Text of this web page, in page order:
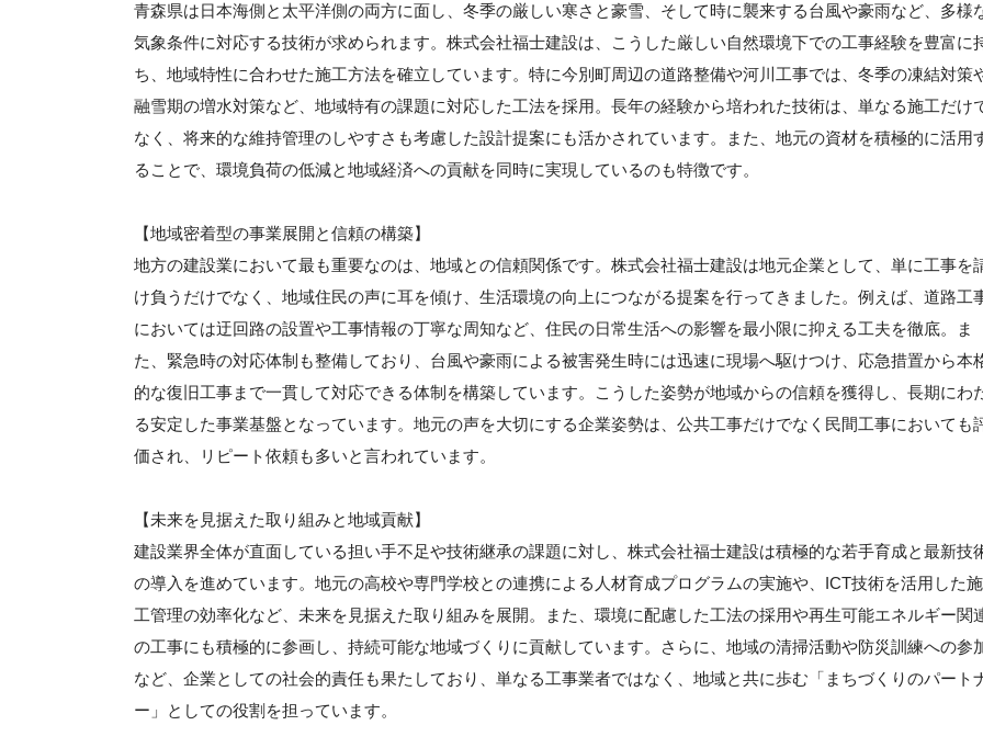
青森県は日本海側と太平洋側の両方に面し、冬季の厳しい寒さと豪雪、そして時に襲来する台風や豪雨など、多様
気象条件に対応する技術が求められます。株式会社福士建設は、こうした厳しい自然環境下での工事経験を豊富に
ち、地域特性に合わせた施工方法を確立しています。特に今別町周辺の道路整備や河川工事では、冬季の凍結対策
融雪期の増水対策など、地域特有の課題に対応した工法を採用。長年の経験から培われた技術は、単なる施工だけ
なく、将来的な維持管理のしやすさも考慮した設計提案にも活かされています。また、地元の資材を積極的に活用
ることで、環境負荷の低減と地域経済への貢献を同時に実現しているのも特徴です。
【地域密着型の事業展開と信頼の構築】
地方の建設業において最も重要なのは、地域との信頼関係です。株式会社福士建設は地元企業として、単に工事を
け負うだけでなく、地域住民の声に耳を傾け、生活環境の向上につながる提案を行ってきました。例えば、道路工
においては迂回路の設置や工事情報の丁寧な周知など、住民の日常生活への影響を最小限に抑える工夫を徹底。ま
た、緊急時の対応体制も整備しており、台風や豪雨による被害発生時には迅速に現場へ駆けつけ、応急措置から本
的な復旧工事まで一貫して対応できる体制を構築しています。こうした姿勢が地域からの信頼を獲得し、長期にわ
る安定した事業基盤となっています。地元の声を大切にする企業姿勢は、公共工事だけでなく民間工事においても
価され、リピート依頼も多いと言われています。
【未来を見据えた取り組みと地域貢献】
建設業界全体が直面している担い手不足や技術継承の課題に対し、株式会社福士建設は積極的な若手育成と最新技
の導入を進めています。地元の高校や専門学校との連携による人材育成プログラムの実施や、ICT技術を活用した施
工管理の効率化など、未来を見据えた取り組みを展開。また、環境に配慮した工法の採用や再生可能エネルギー関
の工事にも積極的に参画し、持続可能な地域づくりに貢献しています。さらに、地域の清掃活動や防災訓練への参
など、企業としての社会的責任も果たしており、単なる工事業者ではなく、地域と共に歩む「まちづくりのパート
ー」としての役割を担っています。